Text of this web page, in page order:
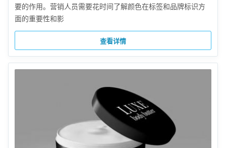
要的作用。营销人员需要花时间了解颜色在标签和品牌标识方
面的重要性和影
查看详情